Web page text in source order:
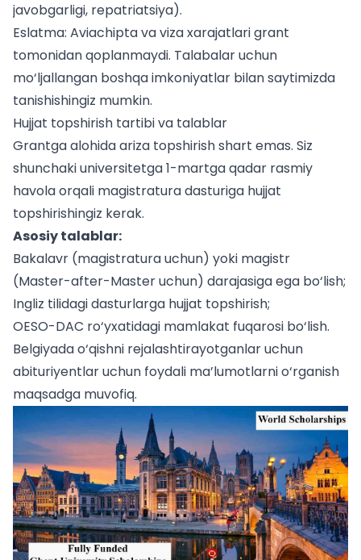
javobgarligi, repatriatsiya).
Eslatma: Aviachipta va viza xarajatlari grant
tomonidan qoplanmaydi. Talabalar uchun
mo‘ljallangan boshqa imkoniyatlar bilan saytimizda
tanishishingiz mumkin.
Hujjat topshirish tartibi va talablar
Grantga alohida ariza topshirish shart emas. Siz
shunchaki universitetga 1-martga qadar rasmiy
havolaorqali magistratura dasturiga hujjat
topshirishingiz kerak.
Asosiy talablar:
Bakalavr (magistratura uchun) yoki magistr
(Master-after-Master uchun) darajasiga ega bo‘lish;
Ingliz tilidagi dasturlarga hujjat topshirish;
OESO-DAC ro‘yxatidagi mamlakat fuqarosi bo‘lish.
Belgiyada o‘qishni rejalashtirayotganlar uchun
abituriyentlar uchun foydali ma’lumotlarni o‘rganish
maqsadga muvofiq.